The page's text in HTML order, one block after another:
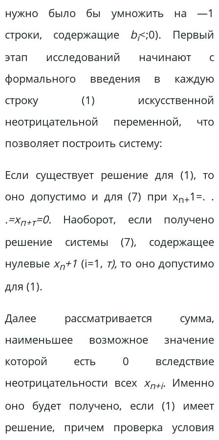
нужно было бы умножить на —1
строки, содержащие bi<;0). Первый
этап исследований начинают с
формального введения в каждую
строку (1) искусственной
неотрицательной переменной, что
позволяет построить систему:
Если существует решение для (1), то
оно допустимо и для (7) при хn+1=. .
.=хп+т=0. Наоборот, если получено
решение системы (7), содержащее
нулевыеxn+1 (i=1, т),то оно допустимо
для (1).
Далее рассматривается сумма,
наименьшее возможное значение
которой есть 0 вследствие
неотрицательности всех xn+i. Именно
оно будет получено, если (1) имеет
решение, причем проверка условия